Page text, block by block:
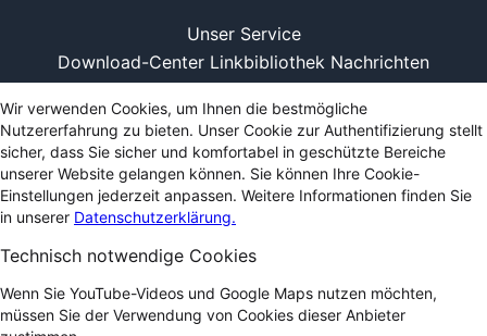
Unser Service
Download-Center Linkbibliothek Nachrichten
Wir verwenden Cookies, um Ihnen die bestmögliche
Nutzererfahrung zu bieten. Unser Cookie zur Authentifizierung stellt
sicher, dass Sie sicher und komfortabel in geschützte Bereiche
unserer Website gelangen können. Sie können Ihre Cookie-
Einstellungen jederzeit anpassen. Weitere Informationen finden Sie
in unserer Datenschutzerklärung.
Technisch notwendige Cookies
Wenn Sie YouTube-Videos und Google Maps nutzen möchten,
müssen Sie der Verwendung von Cookies dieser Anbieter